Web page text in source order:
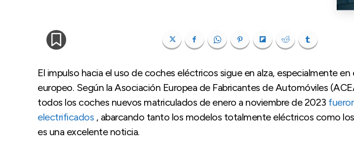
El impulso hacia el uso de coches eléctricos sigue en alza, especialmente
europeo. Según la Asociación Europea de Fabricantes de Automóviles
todos los coches nuevos matriculados de enero a noviembre de 2023
electrificados , abarcando tanto los modelos totalmente eléctricos como
es una excelente noticia.